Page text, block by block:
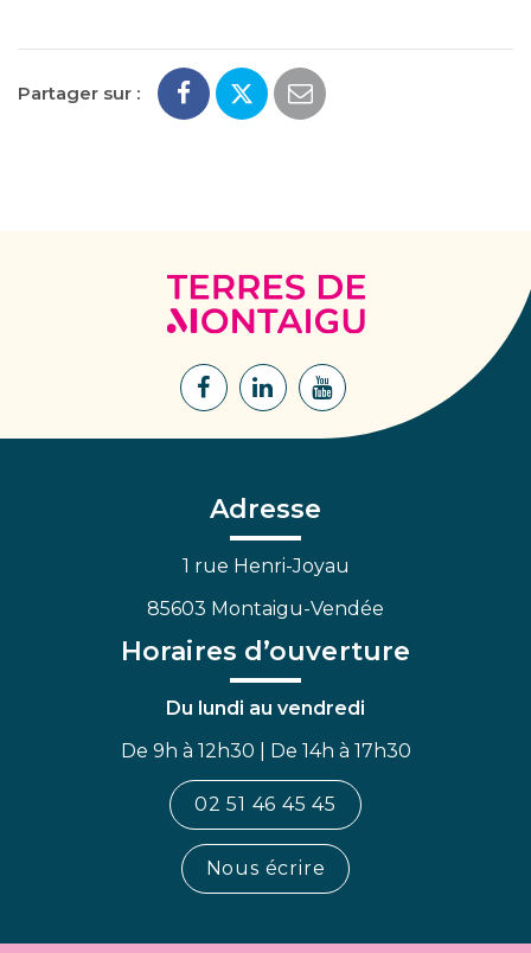
Partager sur :
Terres
de
Montaigu
Lien
Facebook
Lien
Lien
Adresse
1 rue Henri-Joyau
85603 Montaigu-Vendée
Horaires d’ouverture
Du lundi au vendredi
De 9h à 12h30 | De 14h à 17h30
02 51 46 45 45
Nous écrire